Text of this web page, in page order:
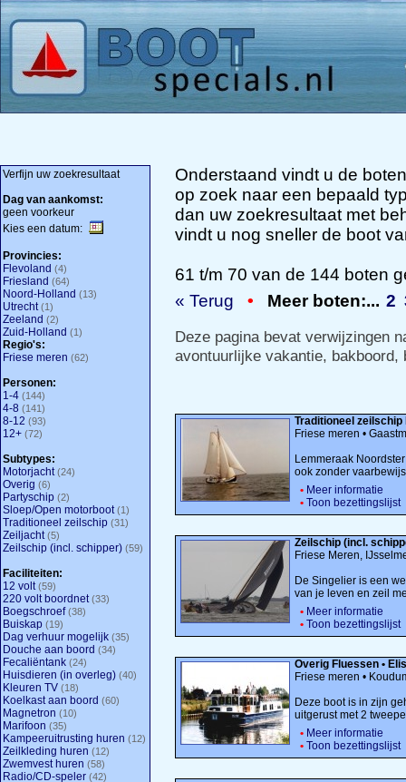
Verfijn uw zoekresultaat
Dag van aankomst:
geen voorkeur
Kies een datum:
Provincies:
Flevoland (4)
Friesland (64)
Noord-Holland (13)
Utrecht (1)
Zeeland (2)
Zuid-Holland (1)
Regio's:
Friese meren (62)
Personen:
1-4 (144)
4-8 (141)
8-12 (93)
12+ (72)
Subtypes:
Motorjacht (24)
Overig (6)
Partyschip (2)
Sloep/Open motorboot (1)
Traditioneel zeilschip (31)
Zeiljacht (5)
Zeilschip (incl. schipper) (59)
Faciliteiten:
12 volt (59)
220 volt boordnet (33)
Boegschroef (38)
Buiskap (19)
Dag verhuur mogelijk (35)
Douche aan boord (34)
Fecaliëntank (24)
Huisdieren (in overleg) (40)
Kleuren TV (18)
Koelkast aan boord (60)
Magnetron (10)
Marifoon (35)
Kampeeruitrusting huren (12)
Zeilkleding huren (12)
Zwemvest huren (58)
Radio/CD-speler (42)
Onderstaand vindt u de
op zoek naar een bepaald
dan uw zoekresultaat met
vindt u nog sneller de boot
61 t/m 70 van de 144 boten
« Terug
• Meer boten:... 2
Deze pagina bevat verwijzingen
avontuurlijke vakantie, bakboord,
Traditioneel zeilschip
Friese meren •
Lemmeraak
ook zonder
• Meer informatie
• Toon bezettingslijst
Zeilschip (incl.
Friese Meren,
De Singelier is een
van je leven en zeil
• Meer informatie
• Toon bezettingslijst
Overig Fluessen •
Friese meren •
Deze boot is in zijn
uitgerust met 2
• Meer informatie
• Toon bezettingslijst